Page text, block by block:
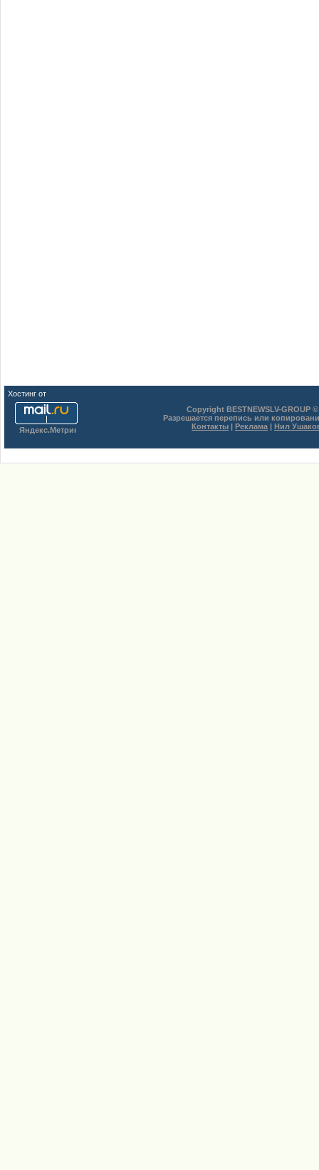
Хостинг от
Copyright BESTNEWSLV-GROUP
Разрешается перепись или
Контакты | Реклама | Нил